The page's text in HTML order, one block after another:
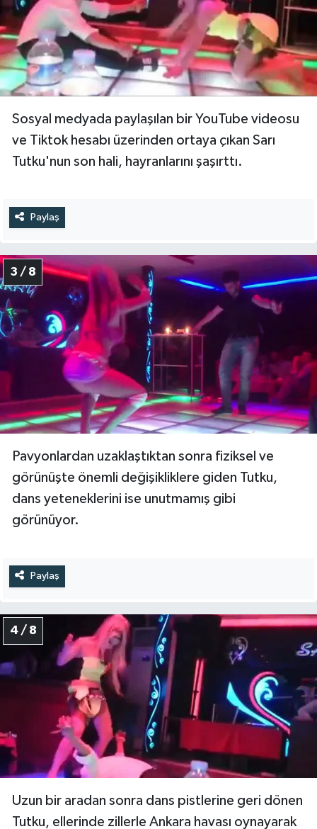
Sosyal medyada paylaşılan bir YouTube videosu
ve Tiktok hesabı üzerinden ortaya çıkan Sarı
Tutku'nun son hali, hayranlarını şaşırttı.
Paylaş
3 / 8
Pavyonlardan uzaklaştıktan sonra fiziksel ve
görünüşte önemli değişikliklere giden Tutku,
dans yeteneklerini ise unutmamış gibi
görünüyor.
Paylaş
4 / 8
Uzun bir aradan sonra dans pistlerine geri dönen
Tutku, ellerinde zillerle Ankara havası oynayarak